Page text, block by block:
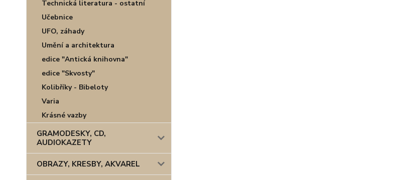
Technická literatura - ostatní
Učebnice
UFO, záhady
Umění a architektura
edice "Antická knihovna"
edice "Skvosty"
Kolibříky - Bibeloty
Varia
Krásné vazby
GRAMODESKY, CD,
AUDIOKAZETY
OBRAZY, KRESBY, AKVAREL